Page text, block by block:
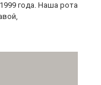
года. Наша рота